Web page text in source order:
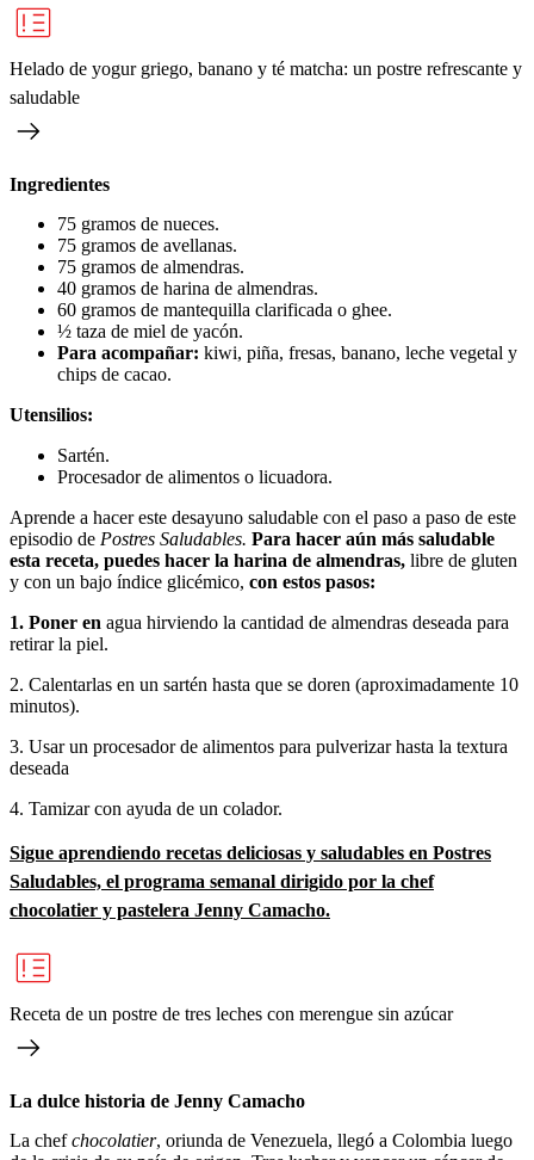
Helado de yogur griego, banano y té matcha: un postre refrescante y
saludable
Ingredientes
75 gramos de nueces.
75 gramos de avellanas.
75 gramos de almendras.
40 gramos de harina de almendras.
60 gramos de mantequilla clarificada o ghee.
½ taza de miel de yacón.
Para acompañar: kiwi, piña, fresas, banano, leche vegetal y
chips de cacao.
Utensilios:
Sartén.
Procesador de alimentos o licuadora.
Aprende a hacer este desayuno saludable con el paso a paso de este
episodio de Postres Saludables. Para hacer aún más saludable
esta receta, puedes hacer la harina de almendras, libre de gluten
y con un bajo índice glicémico, con estos pasos:
1. Poner en agua hirviendo la cantidad de almendras deseada para
retirar la piel.
2. Calentarlas en un sartén hasta que se doren (aproximadamente 10
minutos).
3. Usar un procesador de alimentos para pulverizar hasta la textura
deseada
4. Tamizar con ayuda de un colador.
Sigue aprendiendo recetas deliciosas y saludables en Postres
Saludables, el programa semanal dirigido por la chef
chocolatier y pastelera Jenny Camacho.
Receta de un postre de tres leches con merengue sin azúcar
La dulce historia de Jenny Camacho
La chefchocolatier, oriunda de Venezuela, llegó a Colombia luego